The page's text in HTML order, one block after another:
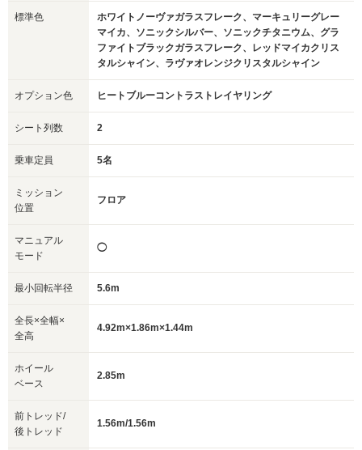
標準色
ホワイトノーヴァガラスフレーク、マーキュリーグレー
マイカ、ソニックシルバー、ソニックチタニウム、グラ
ファイトブラックガラスフレーク、レッドマイカクリス
タルシャイン、ラヴァオレンジクリスタルシャイン
オプション色 ヒートブルーコントラストレイヤリング
シート列数 2
乗車定員 5名
ミッション
位置
フロア
マニュアル
モード
◯
最小回転半径 5.6m
全長×全幅×
全高
4.92m×1.86m×1.44m
ホイール
ベース
2.85m
前トレッド/
後トレッド
1.56m/1.56m